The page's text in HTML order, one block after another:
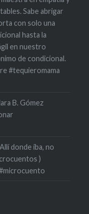
Sabe abrigar
con solo una
hasta la
en nuestro
de condicional.
#tequieromama
B. Gómez
donde iba, no
)